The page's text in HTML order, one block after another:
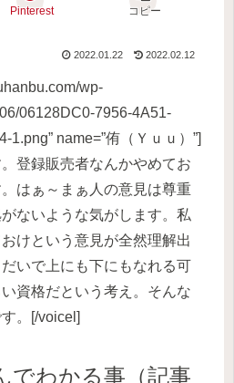
Pinterest コピー
2022.01.22 2022.02.12
wp-
06128DC0-7956-4A51-
name=”侑（Ｙｕｕ）”]
登録販売者なんかやめてお
はぁ～まぁ人の意見は尊重
ないような気がします。私
けという意見が全然理解出
いで上にも下にもなれる可
資格だという考え。そんな
。[/voicel]
でわかる事（記事